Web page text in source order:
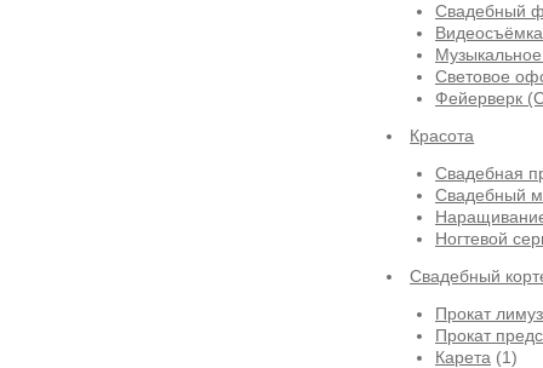
Свадебный
Световое
Фейерверк
Красота
Свадебная
Свадебный
Ногтевой
Свадебный
Прокат
Прокат
Карета (1)